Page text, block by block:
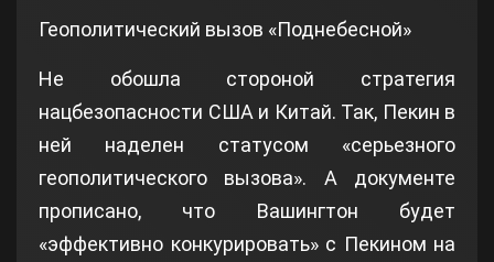
Геополитический вызов «Поднебесной»
Не обошла стороной стратегия
нацбезопасности США и Китай. Так, Пекин в
ней наделен статусом «серьезного
геополитического вызова». А документе
прописано, что Вашингтон будет
«эффективно конкурировать» с Пекином на